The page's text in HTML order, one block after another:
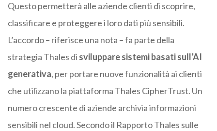
Questo permetterà alle aziende clienti di scoprire,
classificare e proteggere i loro dati più sensibili.
L’accordo – riferisce una nota – fa parte della
strategia Thales di sviluppare sistemi basati sull’AI
generativa, per portare nuove funzionalità ai clienti
che utilizzano la piattaforma Thales CipherTrust. Un
numero crescente di aziende archivia informazioni
sensibili nel cloud. Secondo il Rapporto Thales sulle